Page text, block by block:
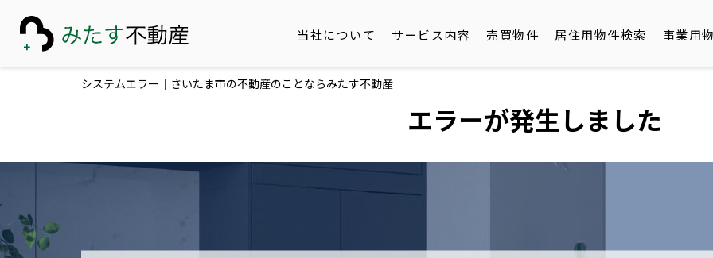
当社について サービス内容 売買物件 居住用物件検索 事業用
システムエラー｜さいたま市の不動産のことならみたす不動産
エラーが発生しました